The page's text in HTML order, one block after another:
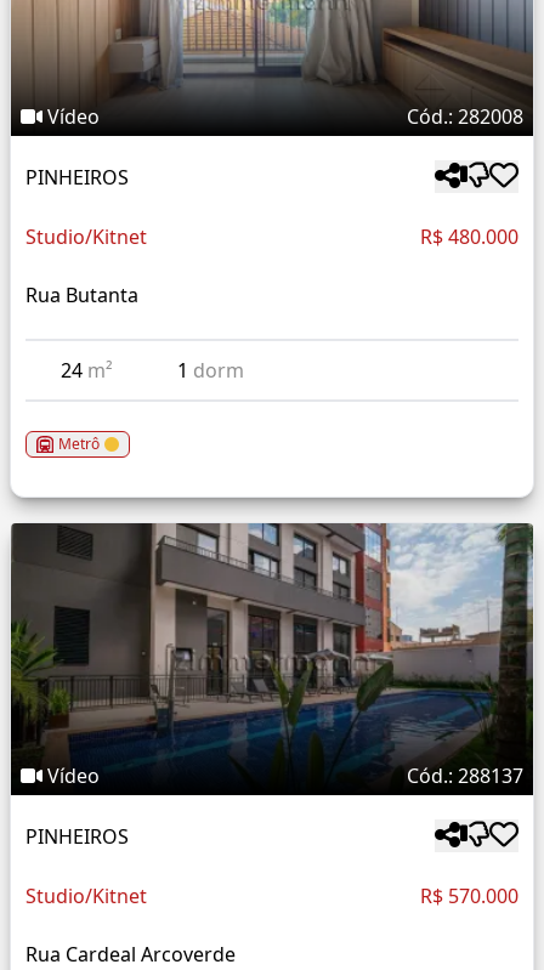
Vídeo Cód.: 282008
PINHEIROS
Studio/Kitnet R$ 480.000
Rua Butanta
24 m² 1 dorm
Metrô
Vídeo Cód.: 288137
PINHEIROS
Studio/Kitnet R$ 570.000
Rua Cardeal Arcoverde